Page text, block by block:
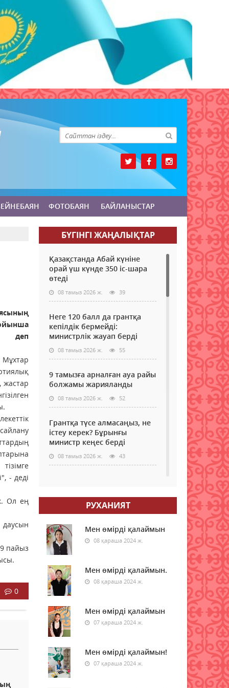
ФОТОБАЯН БАЙЛАНЫСТАР
деп
жастар
- деді
Ол ең
даусын
пайыз
0
БҮГІНГI ЖАҢАЛЫҚТАР
Қазақстанда Абай күніне
орай үш күнде 350 іс-шара
өтеді
08 тамыз 2026 ж. 39
Неге 120 балл да грантқа
кепілдік бермейді:
министрлік жауап берді
08 тамыз 2026 ж. 55
9 тамызға арналған ауа райы
болжамы жарияланды
08 тамыз 2026 ж. 52
Грантқа түсе алмасаңыз, не
істеу керек? Бұрынғы
министр кеңес берді
08 тамыз 2026 ж. 43
қайта оралады -
синоптиктер
08 тамыз 2026 ж.
Елімізде бір тәулікте үш
орман өрті тіркелді
08 тамыз 2026 ж. 56
Синоптиктер Астана мен
Алматыда аптап ыстық
болатынын ескертті
08 тамыз 2026 ж.
Қазақстанда 7 тамызда үш
орман өрті тіркелді
08 тамыз 2026 ж.
РУХАНИЯТ
Мен өмірді қалаймын
08 қараша 2024 ж.
Мен өмірді қалаймын.
08 қараша 2024 ж.
Мен өмірді қалаймын
07 қараша 2024 ж.
Мен өмірді қалаймын!
07 қараша 2024 ж.